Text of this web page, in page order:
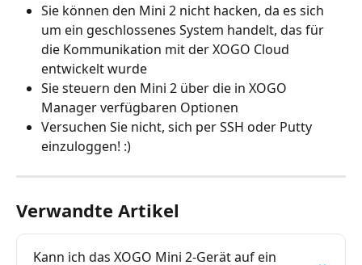
Sie können den Mini 2 nicht hacken, da es sich
um ein geschlossenes System handelt, das für
die Kommunikation mit der XOGO Cloud
entwickelt wurde
Sie steuern den Mini 2 über die in XOGO
Manager verfügbaren Optionen
Versuchen Sie nicht, sich per SSH oder Putty
einzuloggen! :)
Verwandte Artikel
Kann ich das XOGO Mini 2-Gerät auf ein